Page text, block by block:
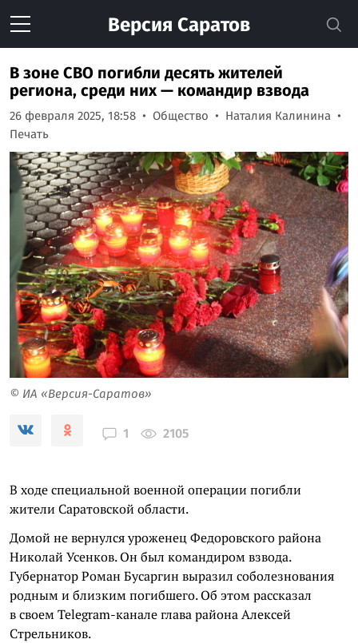
Версия Саратов
В зоне СВО погибли десять жителей
региона, среди них — командир взвода
26 февраля 2025, 18:58 Общество
Наталия Калинина
Печать
© ИА «Версия-Саратов»
1 2105
В ходе специальной военной операции погибли
жители Саратовской области.
Домой не вернулся уроженец Федоровского района
Николай Усенков. Он был командиром взвода.
Губернатор Роман Бусаргин выразил соболезнования
родным и близким погибшего. Об этом рассказал
в своем Telegram-канале глава района Алексей
Стрельников.